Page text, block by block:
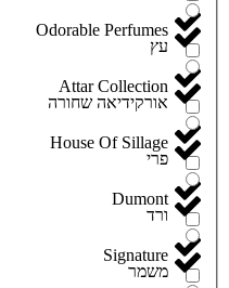
Odorable Perfumes
Attar Collection
House Of Sillage
Dumont
Signature
עץ
אורקידיאה שחורה
פרי
ורד
משמר